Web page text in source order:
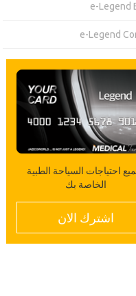
e-Legend
e-Legend
احتياجات السياحة الطبية
الخاصة بك
اشترك الان